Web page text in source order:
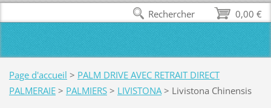
Page d'accueil > PALM DRIVE AVEC RETRAIT DIRECT
PALMERAIE > PALMIERS > LIVISTONA > Livistona Chinensis
0,00 €
Rechercher